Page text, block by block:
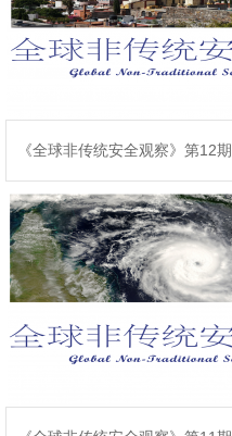
《全球非传统安全观察》第12期